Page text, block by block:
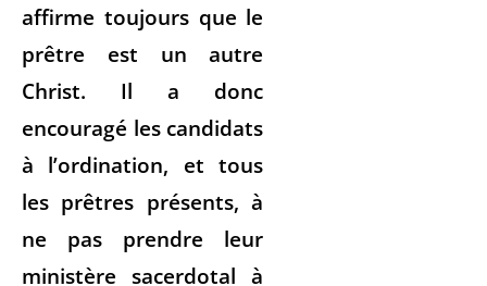
affirme toujours que le
prêtre est un autre
Christ. Il a donc
encouragé les candidats
à l’ordination, et tous
les prêtres présents, à
ne pas prendre leur
ministère sacerdotal à